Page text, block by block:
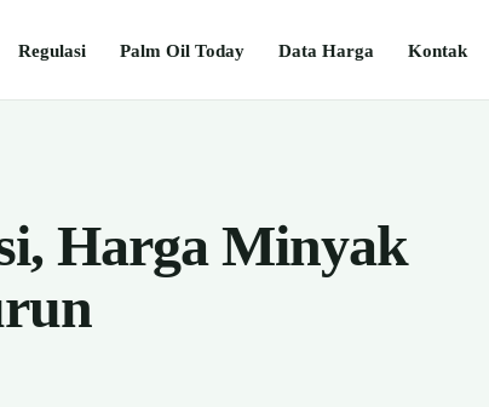
Regulasi Palm Oil Today Data Harga Kontak
Harga Minyak